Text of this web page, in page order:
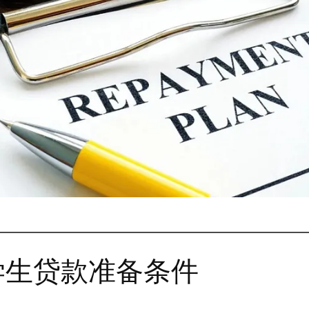
贷款准备条件